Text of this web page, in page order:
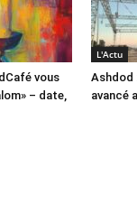
vous
– date,
L'Actu
Ashdod
avancé